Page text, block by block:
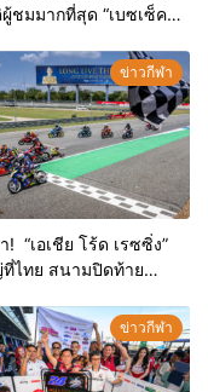
ชมมากที่สุด “เบซเซ็คคี”
งแตกยางระเบิดข่าวกีฬา
! “เอเชีย โร้ด เรซซิ่ง”
ไทย สนามปิดท้าย
รุ่น 2 เรซ 5-7 ธ.ค.นี้
ข่าวกีฬา